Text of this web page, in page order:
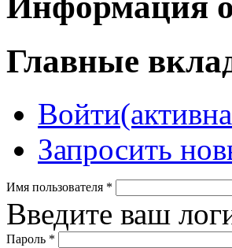
Главные
Войти
Запросить
Имя пользователя *
Введите ваш
Пароль *